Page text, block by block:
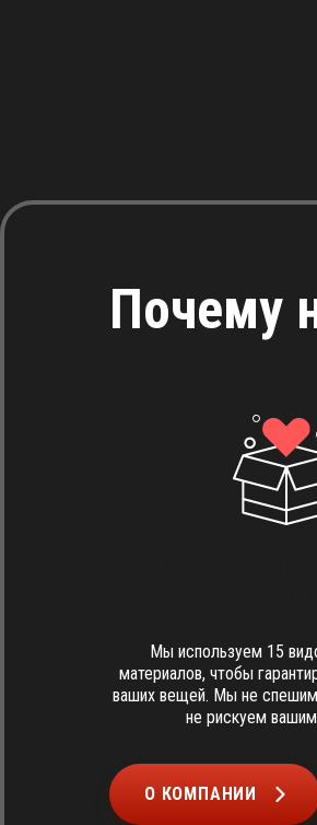
Почему
Мы используем 15
материалов, чтобы
ваших вещей. Мы не
не рискуем
О КОМПАНИИ